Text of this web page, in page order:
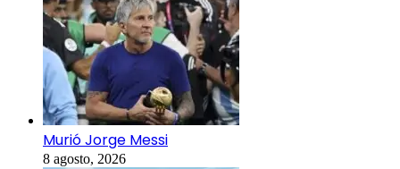
Murió Jorge Messi
8 agosto, 2026